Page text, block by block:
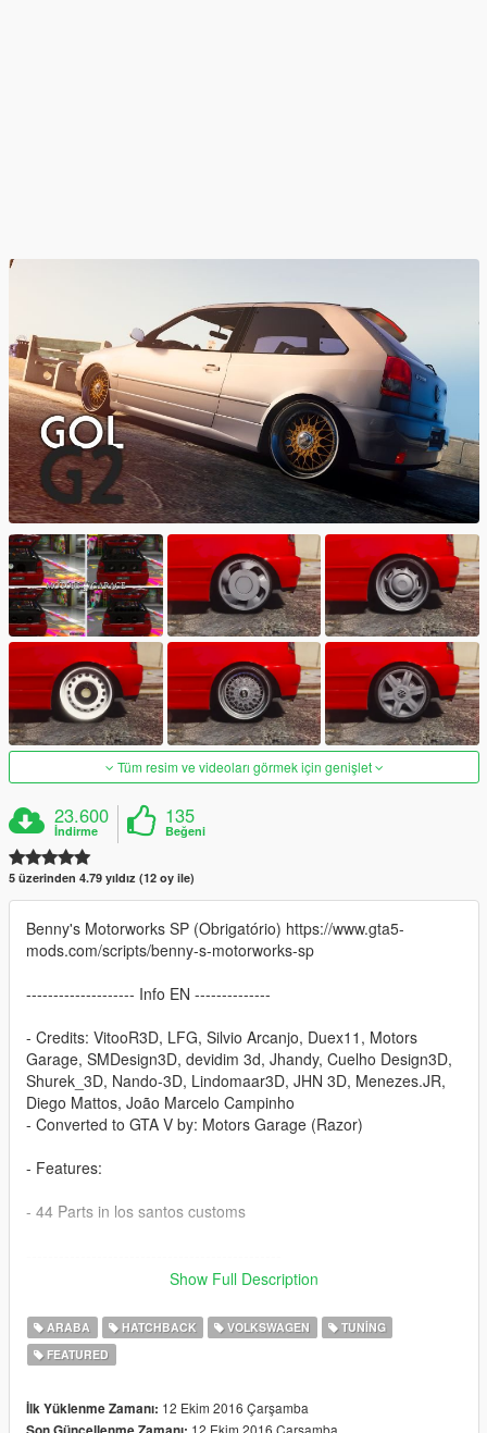
Tüm resim ve videoları görmek için genişlet
23.600
İndirme
135
Beğeni
5 üzerinden 4.79 yıldız (12 oy ile)
Benny's Motorworks SP (Obrigatório) https://www.gta5-
mods.com/scripts/benny-s-motorworks-sp
-------------------- Info EN --------------
- Credits: VitooR3D, LFG, Silvio Arcanjo, Duex11, Motors
Garage, SMDesign3D, devidim 3d, Jhandy, Cuelho Design3D,
Shurek_3D, Nando-3D, Lindomaar3D, JHN 3D, Menezes.JR,
Diego Mattos, João Marcelo Campinho
- Converted to GTA V by: Motors Garage (Razor)
- Features:
- 44 Parts in los santos customs
possible answer: https://www.facebook.com/nfsw.lucas
if you want more mods like this, keep the credits, and the
I ask very politely to respect the work of others.
Show Full Description
ARABA HATCHBACK VOLKSWAGEN
TUNING
FEATURED
İlk Yüklenme Zamanı: 12 Ekim 2016 Çarşamba
12 Ekim 2016 Çarşamba